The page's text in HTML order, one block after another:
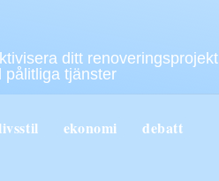
ditt renoveringsprojekt
pålitliga tjänster
ekonomi debatt